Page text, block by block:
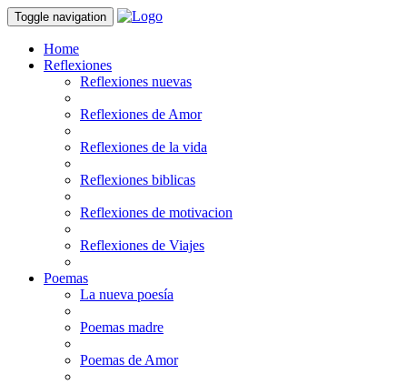
Toggle navigation
Home
Reflexiones
Reflexiones nuevas
Reflexiones de Amor
Reflexiones de la vida
Reflexiones biblicas
Reflexiones de motivacion
Reflexiones de Viajes
Poemas
La nueva poesía
Poemas madre
Poemas de Amor